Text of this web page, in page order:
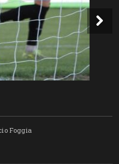
Foggia